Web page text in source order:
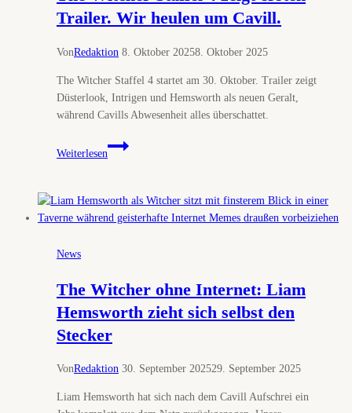
Nichts
den
gibt
Trailer. Wir heulen um Cavill.
VonRedaktion 8. Oktober 20258. Oktober 2025
The Witcher Staffel 4 startet am 30. Oktober. Trailer zeigt
Düsterlook, Intrigen und Hemsworth als neuen Geralt,
während Cavills Abwesenheit alles überschattet.
Weiterlesen
The
Witcher
zeigt
heulen
um
Cavill.
News
The Witcher ohne Internet: Liam
Hemsworth zieht sich selbst den
Stecker
VonRedaktion 30. September 202529. September 2025
Liam Hemsworth hat sich nach dem Cavill Aufschrei ein